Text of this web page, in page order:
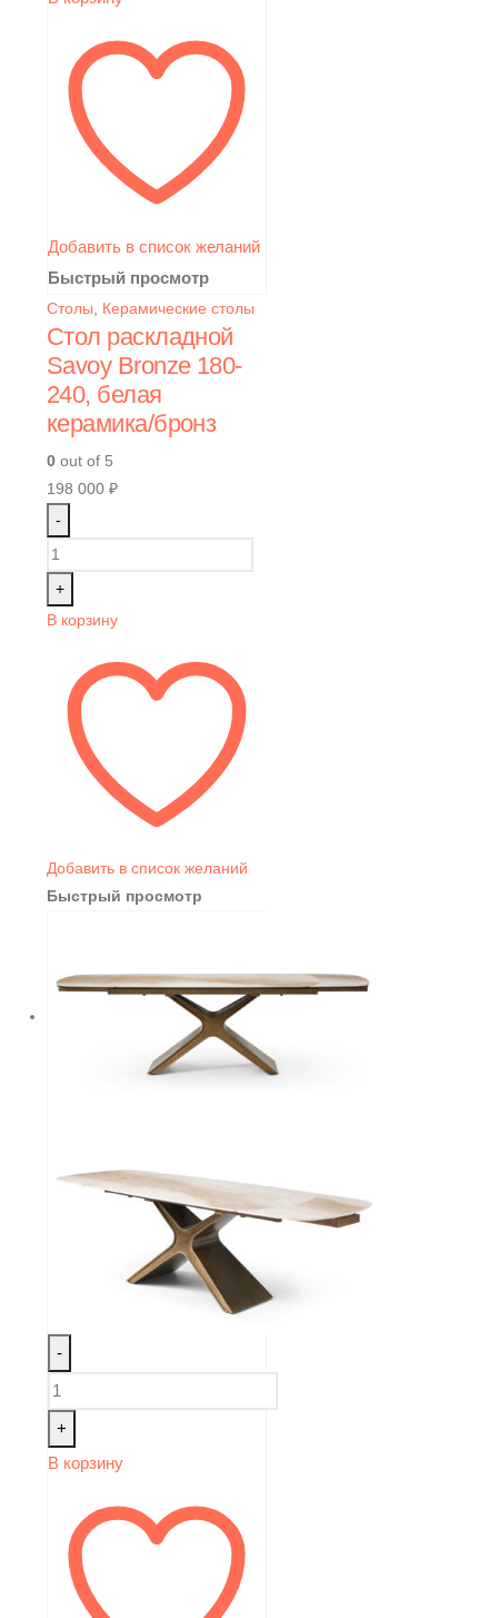
Добавить в список желаний
Быстрый просмотр
Столы Керамические столы
Стол раскладной
Savoy Bronze 180-
240, белая
керамика/бронз
0 out of 5
198 000 ₽
-
+
В корзину
Добавить в список желаний
Быстрый просмотр
-
+
В корзину